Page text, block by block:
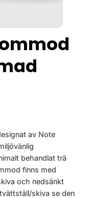
av Note
behandlat trä
finns med
och nedsänkt
skiva se den